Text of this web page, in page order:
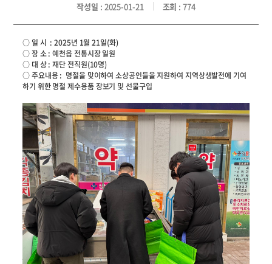
작성일 : 2025-01-21 조회 : 774
○ 일 시 : 2025년 1월 21일(화)
○ 장 소 : 예천읍 전통시장 일원
○ 대 상 : 재단 전직원(10명)
○ 주요내용 : 명절을 맞이하여 소상공인들을 지원하여 지역상생발전에 기여
하기 위한 명절 제수용품 장보기 및 선물구입